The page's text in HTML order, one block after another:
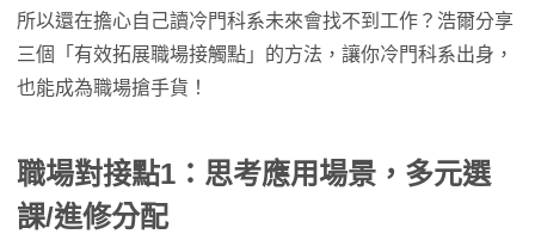
所以還在擔心自己讀冷門科系未來會找不到工作？浩爾分享
三個「有效拓展職場接觸點」的方法，讓你冷門科系出身，
也能成為職場搶手貨！
職場對接點1：思考應用場景，多元選
課/進修分配